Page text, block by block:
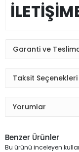
Garanti ve
Taksit Seçenekleri
Yorumlar
Benzer Ürünler
Bu ürünü inceleyen